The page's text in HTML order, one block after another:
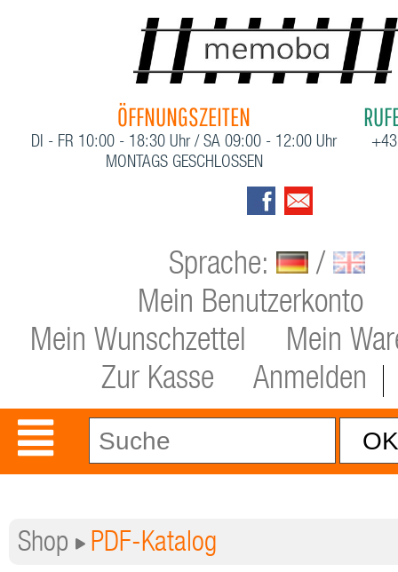
ÖFFNUNGSZEITEN
DI - FR 10:00 - 18:30 Uhr / SA 09:00 - 12:00 Uhr
MONTAGS GESCHLOSSEN
Sprache:
/
Mein Benutzerkonto
Mein Wunschzettel
Mein
Zur Kasse
Anmelden
Shop PDF-Katalog